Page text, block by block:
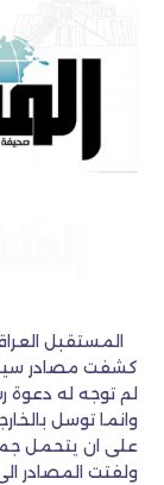
المستقبل
كشفت مصادر
لم توجه له دعوة
وانما توسل
على ان يتحمل
ولفتت المصادر